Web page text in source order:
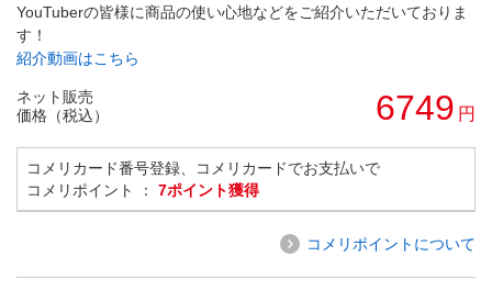
YouTuberの皆様に商品の使い心地などをご紹介いただいておりま
す！
紹介動画はこちら
ネット販売
価格（税込）
6749 円
コメリカード番号登録、コメリカードでお支払いで
コメリポイント ： 7ポイント獲得
コメリポイントについて